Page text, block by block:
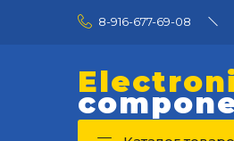
8-916-677-69-08